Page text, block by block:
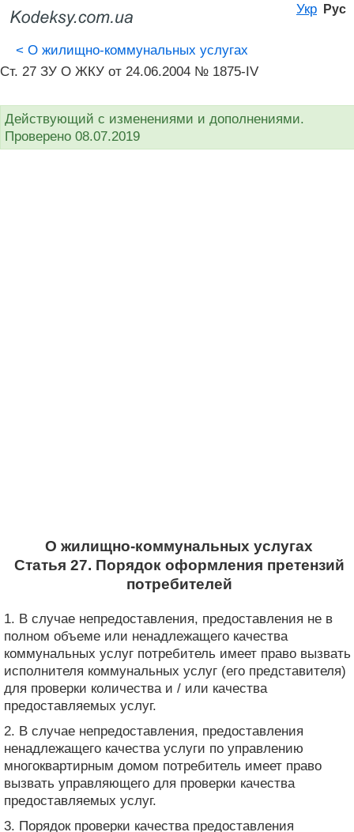
Укр Рус
< О жилищно-коммунальных услугах
Ст. 27 ЗУ О ЖКУ от 24.06.2004 № 1875-IV
Действующий с изменениями и дополнениями.
Проверено 08.07.2019
О жилищно-коммунальных услугах
Статья 27. Порядок оформления претензий
потребителей
1. В случае непредоставления, предоставления не в
полном объеме или ненадлежащего качества
коммунальных услуг потребитель имеет право вызвать
исполнителя коммунальных услуг (его представителя)
для проверки количества и / или качества
предоставляемых услуг.
2. В случае непредоставления, предоставления
ненадлежащего качества услуги по управлению
многоквартирным домом потребитель имеет право
вызвать управляющего для проверки качества
предоставляемых услуг.
3. Порядок проверки качества предоставления